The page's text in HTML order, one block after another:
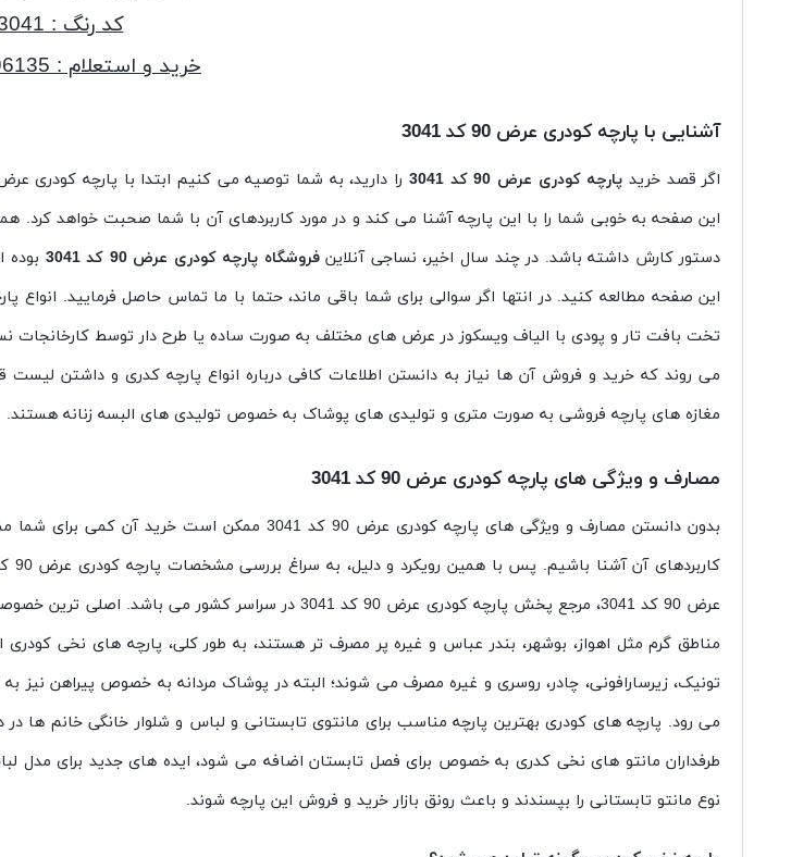
کد رنگ : 3041
خرید و استعلام : 09132296135
آشنایی با پارچه کودری عرض 90 کد 3041
اگر قصد خرید پارچه کودری عرض 90 کد 3041 را دارید، به شما توصیه می کنیم ابتدا با پارچه کودری عرض 90 آشنا شوید. نساجی آنلاین به عنوان
این صفحه به خوبی شما را با این پارچه آشنا می کند و در مورد کاربردهای آن با شما صحبت خواهد کرد.
دستور کارش داشته باشد. در چند سال اخیر، نساجی آنلاینفروشگاه پارچه کودری عرض 90 کد 3041
بوده
تخت بافت تار و پودی با الیاف ویسکوز در عرض های مختلف به صورت ساده یا طرح دار توسط کارخانجات
می روند که خرید و فروش آن ها نیاز به دانستن اطلاعات کافی درباره انواع پارچه کدری و داشتن
مغازه های پارچه فروشی به صورت متری و تولیدی های پوشاک به خصوص تولیدی های البسه زنانه هستند.
مصارف و ویژگی های پارچه کودری عرض 90 کد 3041
بدون دانستن مصارف و ویژگی های پارچه کودری عرض 90
عرض 90 کد 3041، مرجع پخش پارچه کودری عرض 90 کد 3041 در
مناطق گرم مثل اهواز، بوشهر، بندر عباس و غیره پر مصرف تر هستند، به طور کلی، پارچه های نخی
تونیک، زیرسارافونی، چادر، روسری و غیره مصرف می شوند؛ البته در پوشاک مردانه به خصوص پیراهن نیز
می رود. پارچه های کودری بهترین پارچه مناسب برای مانتوی تابستانی و لباس و شلوار خانگی خانم ها
طرفداران مانتو های نخی کدری به خصوص برای فصل تابستان اضافه می شود، ایده های جدید برای مدل
نوع مانتو تابستانی را بپسندند و باعث رونق بازار خرید و فروش این پارچه شوند.